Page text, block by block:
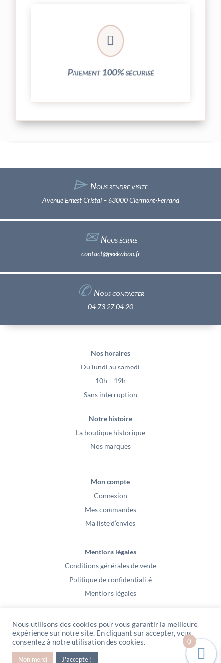

Paiement 100% sécurisé
Vos transactions par carte bancaire sont
entièrement sécurisées grâce au système
crypté de notre partenaire PayPlug.
⌲ Nous rendre visite
Avenue Ernest Cristal – 63000 Clermont-Ferrand
✉︎Nous écrire
contact@peekaboo.fr
✆ Nous contacter
04 73 27 04 20
Nos horaires
Du lundi au samedi
10h – 19h
Sans interruption
Notre histoire
La boutique historique
Nos marques
Mon compte
Connexion
Mes commandes
Ma liste d’envies
Mentions légales
Conditions générales de vente
Politique de confidentialité
Mentions légales
PeeKaBoo / Sarl Gablia au capital de 10 000 euros – Av Ernest Cristal 63
000 Clermont-Ferrand – Copyright2021 – Tous droits réservés – Vidéo
Nous utilisons des cookies pour vous garantir la meilleure
expérience sur notre site. En cliquant sur accepter, vous
consentez à notre utilisation des cookies.
Non merci J'accepte !
0